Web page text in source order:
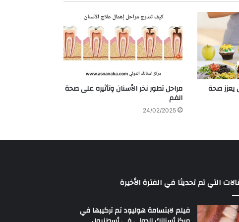
يعزز صحة مراحل تطور نخر الأسنان وتأثيره على صحة
الفم
24/02/2025
التي تم تحديثا في الفترة الأخيرة
فيلم لابتسامة هوليود تم تركيبها في